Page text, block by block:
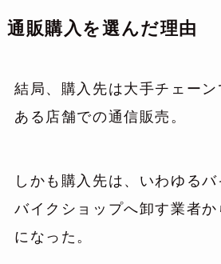
通販購入を選んだ理由
結局、購入先は大手チェー
ある店舗での通信販売。
しかも購入先は、いわゆるバ
バイクショップへ卸す業者
になった。